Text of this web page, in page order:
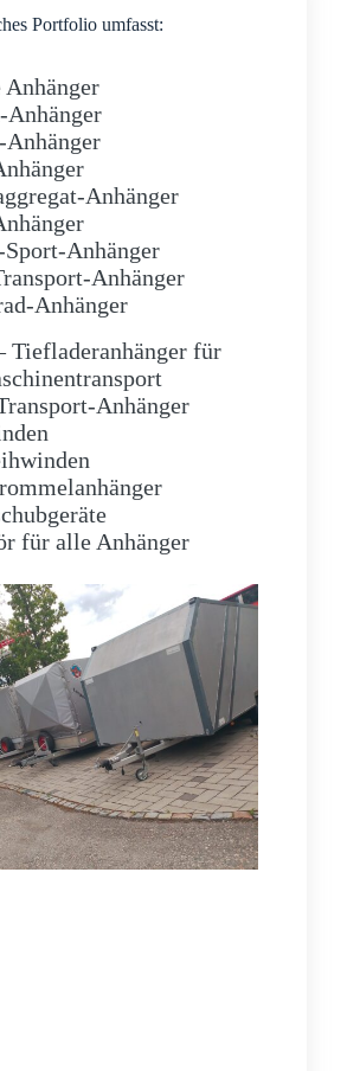
Portfolio umfasst:
Anhänger
Anhänger
Sport-Anhänger
Anhänger
Anhänger
Tiefladeranhänger für
Anhänger
für alle Anhänger